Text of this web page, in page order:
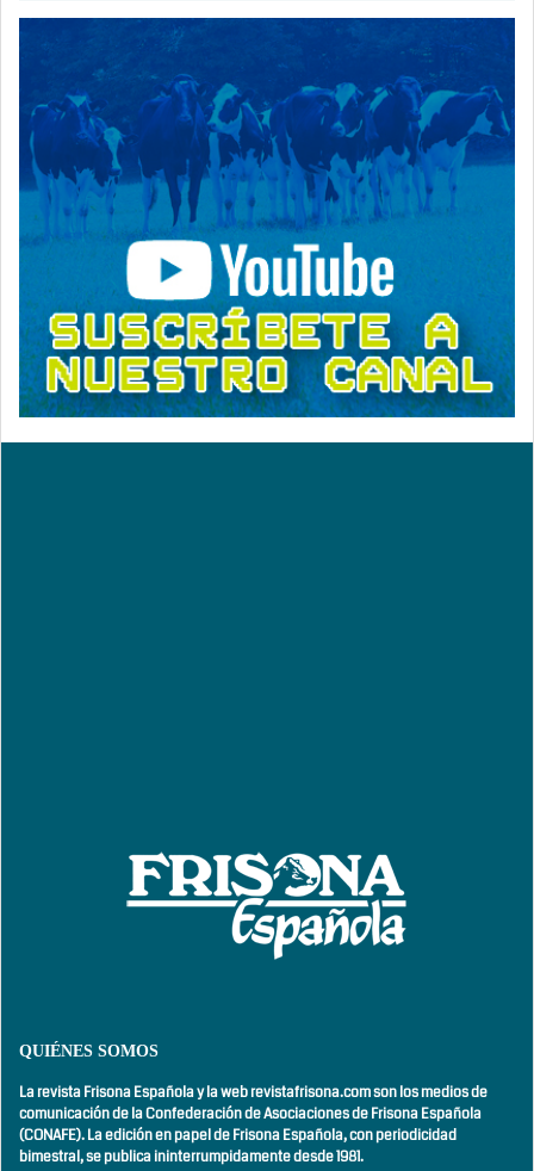
QUIÉNES SOMOS
La revista Frisona Española y la web revistafrisona.com son los medios de
comunicación de la Confederación de Asociaciones de Frisona Española
(CONAFE). La edición en papel de Frisona Española, conperiodicidad
bimestral,se publica ininterrumpidamente desde 1981.